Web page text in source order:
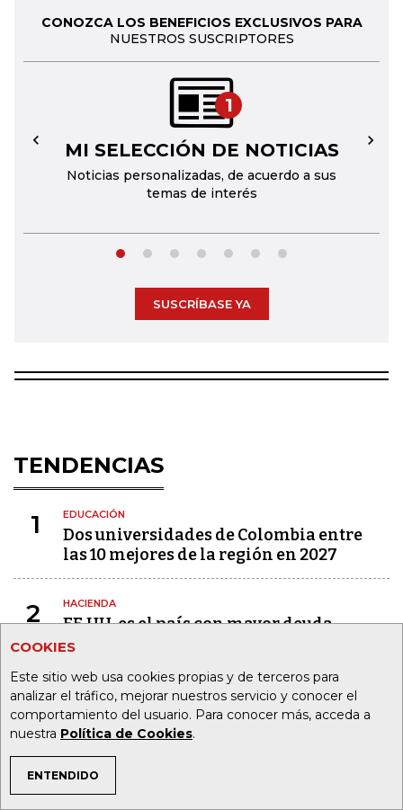
COOKIES
Este sitio web usa cookies propias y de terceros para
analizar el tráfico, mejorar nuestros servicio y conocer el
comportamiento del usuario. Para conocer más, acceda a
nuestra Política de Cookies.
ENTENDIDO
TEMAS DE INTERÉS
CONOZCA LOS BENEFICIOS EXCLUSIVOS PARA
NUESTROS SUSCRIPTORES
1
MI SELECCIÓN DE NOTICIAS
Noticias personalizadas, de acuerdo a sus
temas de interés
← →
SUSCRÍBASE YA
TENDENCIAS
1 EDUCACIÓN
Dos universidades de Colombia entre
las 10 mejores de la región en 2027
2 HACIENDA
EE.UU. es el país con mayor deuda
pública con US$40,7 billones en 2026
3 AGRO
Colombia sigue en el top tres de los
países que más producen café
4 TURISMO